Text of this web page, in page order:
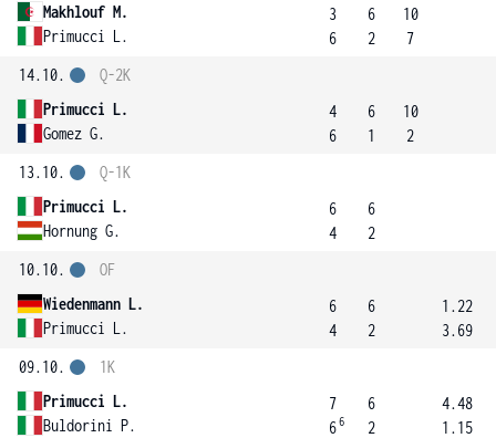
Makhlouf M.
Primucci L.
3
6
6
2
10
7
14.10.
Primucci L.
Gomez G.
Q-2K
4
6
6
1
10
2
13.10.
Primucci L.
Hornung G.
Q-1K
6
4
6
2
10.10.
Wiedenmann L.
Primucci L.
OF
6
4
6
2
1.22
3.69
09.10.
Primucci L.
Buldorini P.
1K
7
66
6
2
4.48
1.15